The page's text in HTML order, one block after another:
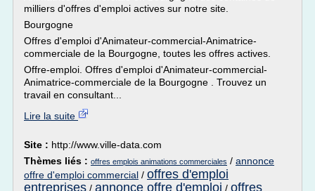
milliers d'offres d'emploi actives sur notre site.
Bourgogne
Offres d'emploi d'Animateur-commercial-Animatrice-
commerciale de la Bourgogne, toutes les offres actives.
Offre-emploi. Offres d'emploi d'Animateur-commercial-
Animatrice-commerciale de la Bourgogne . Trouvez un
travail en consultant...
Lire la suite
Site : http://www.ville-data.com
Thèmes liés : offres emplois animations commerciales / annonce
offre d'emploi commercial / offres d'emploi
entreprises / annonce offre d'emploi / offres